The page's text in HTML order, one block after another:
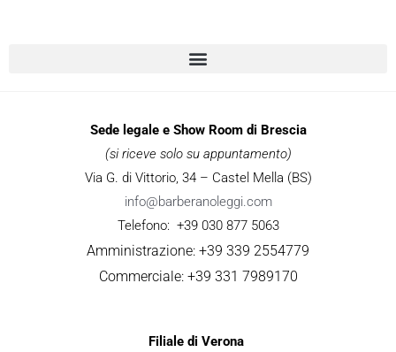
Sede legale e Show Room di Brescia
(si riceve solo su appuntamento)
Via G. di Vittorio, 34 – Castel Mella (BS)
info@barberanoleggi.com
Telefono: +39 030 877 5063
Amministrazione: +39 339 2554779
Commerciale: +39 331 7989170
Filiale di Verona